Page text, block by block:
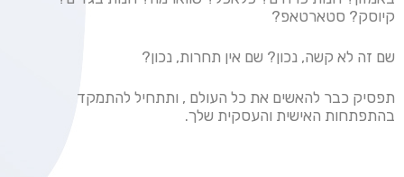
קיוסק? סטארטאפ?
שם זה לא קשה, נכון? שם אין תחרות, נכון?
תפסיק כבר להאשים את כל העולם , ותתחיל להתמקד
בהתפתחות האישית והעסקית שלך.